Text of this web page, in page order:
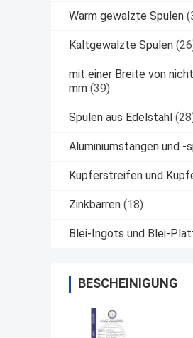
Warm gewalzte Spulen
Kaltgewalzte Spulen
mit einer Breite von
mm (39)
Spulen aus Edelstahl
Aluminiumstangen und -
Kupferstreifen und
Zinkbarren (18)
Blei-Ingots und Blei-
BESCHEINIGUNG